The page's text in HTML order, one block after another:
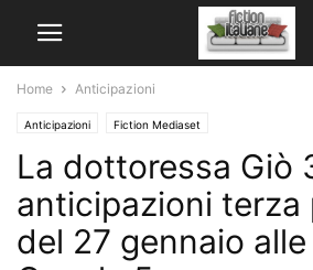
Home Anticipazioni
Anticipazioni Fiction Mediaset
La dottoressa Giò
anticipazioni terza
del 27 gennaio